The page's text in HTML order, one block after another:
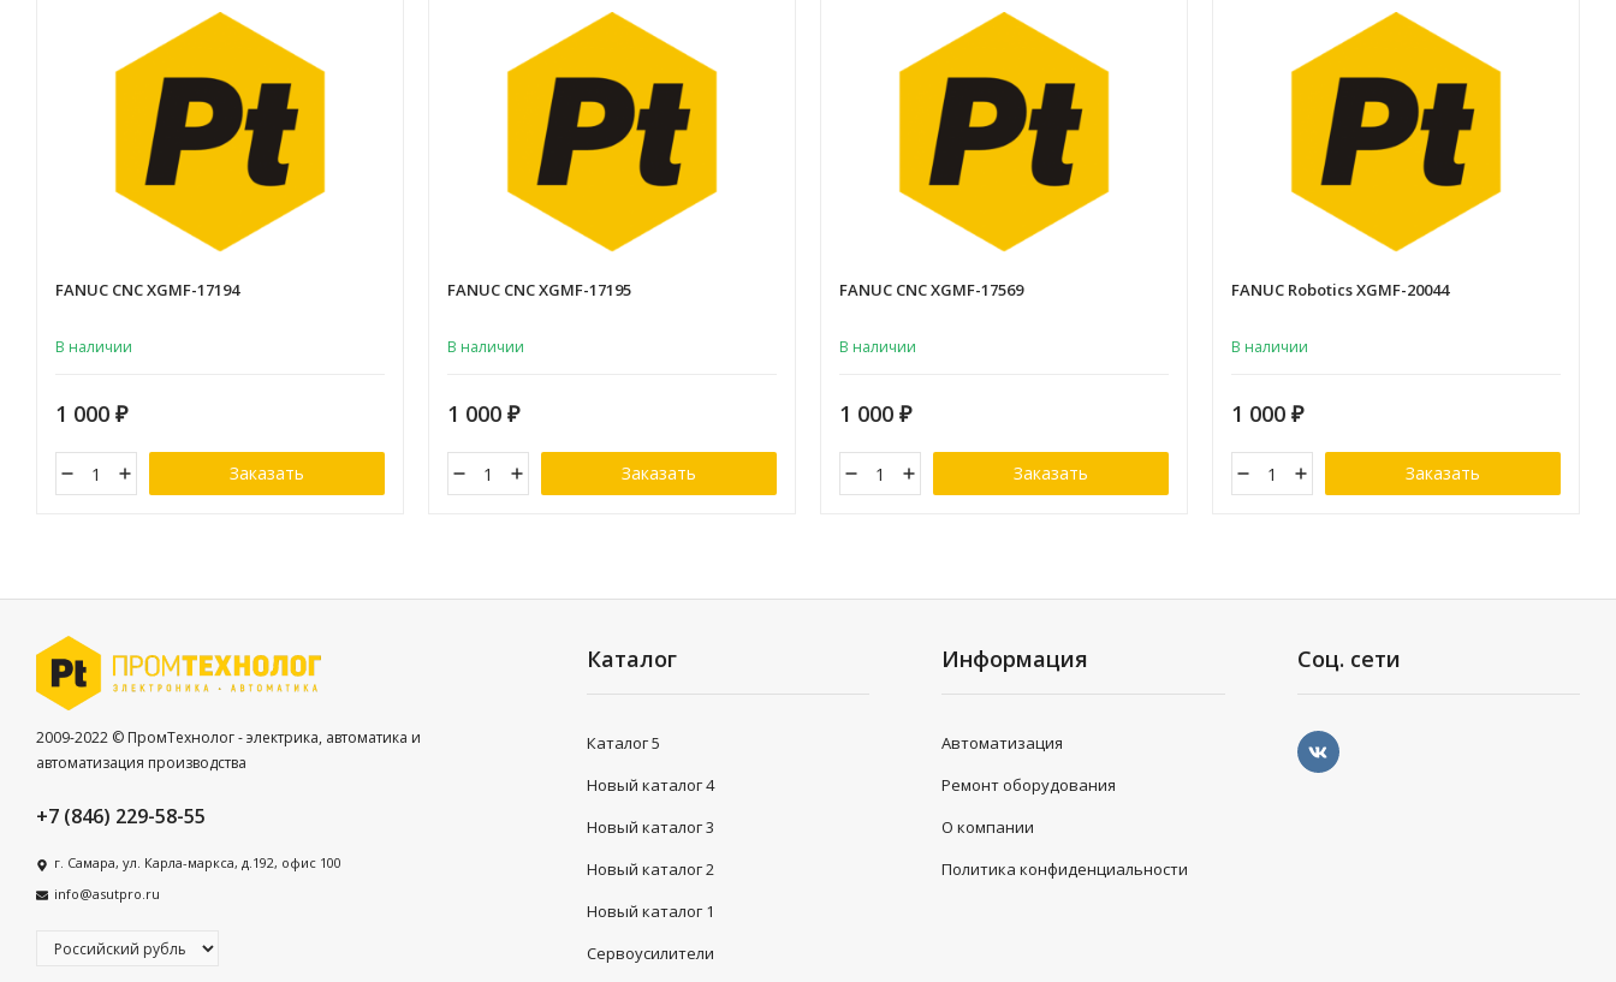
FANUC CNC XGMF-17194
В наличии
1 000 ₽
Заказать
FANUC CNC XGMF-17195
В наличии
1 000 ₽
Заказать
FANUC CNC XGMF-17569
В наличии
1 000 ₽
Заказать
FANUC Robotics XGMF-20044
В наличии
1 000 ₽
Заказать
2009-2022 © ПромТехнолог - электрика, автоматика и
автоматизация производства
+7 (846) 229-58-55
г. Самара, ул. Карла-маркса, д.192, офис 100
info@asutpro.ru
Каталог
Каталог 5
Новый каталог 4
Новый каталог 3
Новый каталог 2
Новый каталог 1
Сервоусилители
Информация
Автоматизация
Ремонт оборудования
О компании
Политика конфиденциальности
Соц. сети